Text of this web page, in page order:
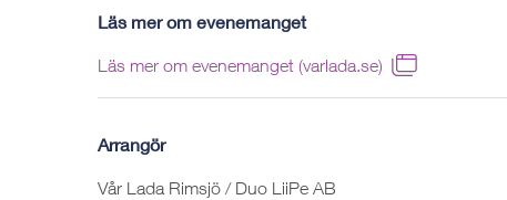
Läs mer om evenemanget
Läs mer om evenemanget (varlada.se)
Arrangör
Vår Lada Rimsjö / Duo LiiPe AB